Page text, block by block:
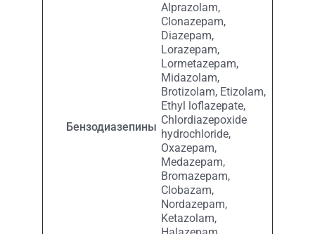
Бензодиазепины
Alprazolam,
Clonazepam,
Diazepam,
Lorazepam,
Lormetazepam,
Midazolam,
Brotizolam, Etizolam,
Ethyl loflazepate,
Chlordiazepoxide
hydrochloride,
Oxazepam,
Medazepam,
Bromazepam,
Clobazam,
Nordazepam,
Ketazolam,